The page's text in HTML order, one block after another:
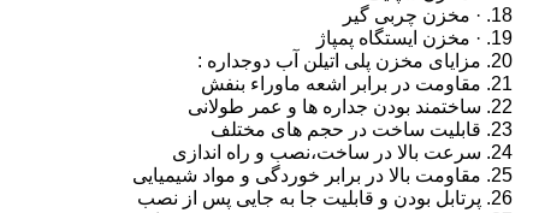
· مخزن چربی گیر
· مخزن ایستگاه پمپاژ
مزایای مخزن پلی اتیلن آب دوجداره :
مقاومت در برابر اشعه ماوراء بنفش
ساختمند بودن جداره ها و عمر طولانی
قابلیت ساخت در حجم های مختلف
سرعت بالا در ساخت،نصب و راه اندازی
مقاومت بالا در برابر خوردگی و مواد شیمیایی
پرتابل بودن و قابلیت جا به جایی پس از نصب